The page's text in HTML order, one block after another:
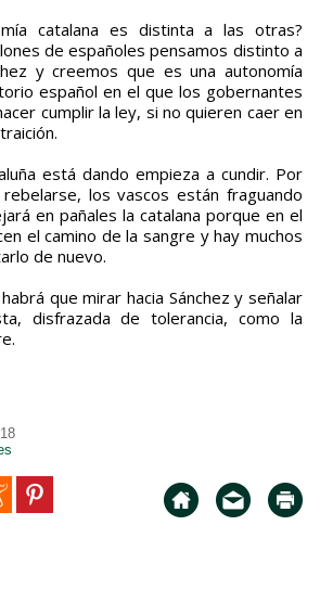
catalana es distinta a las otras?
de españoles pensamos distinto a
y creemos que es una autonomía
español en el que los gobernantes
cumplir la ley, si no quieren caer en
está dando empieza a cundir. Por
los vascos están fraguando
en pañales la catalana porque en el
el camino de la sangre y hay muchos
de nuevo.
que mirar hacia Sánchez y señalar
disfrazada de tolerancia, como la